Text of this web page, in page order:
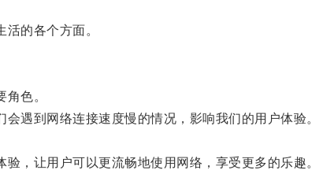
的各个方面。
色。
到网络连接速度慢的情况，影响我们的用户体验。
让用户可以更流畅地使用网络，享受更多的乐趣。